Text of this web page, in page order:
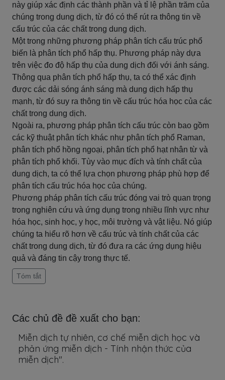
này giúp xác định các thành phần và tỉ lệ phần trăm của
chúng trong dung dịch, từ đó có thể rút ra thông tin về
cấu trúc của các chất trong dung dịch.
Một trong những phương pháp phân tích cấu trúc phổ
biến là phân tích phổ hấp thụ. Phương pháp này dựa
trên việc đo độ hấp thụ của dung dịch đối với ánh sáng.
Thông qua phân tích phổ hấp thụ, ta có thể xác định
được các dải sóng ánh sáng mà dung dịch hấp thụ
mạnh, từ đó suy ra thông tin về cấu trúc hóa học của các
chất trong dung dịch.
Ngoài ra, phương pháp phân tích cấu trúc còn bao gồm
các kỹ thuật phân tích khác như phân tích phổ Raman,
phân tích phổ hồng ngoại, phân tích phổ hạt nhân từ và
phân tích phổ khối. Tùy vào mục đích và tính chất của
dung dịch, ta có thể lựa chọn phương pháp phù hợp để
phân tích cấu trúc hóa học của chúng.
Phương pháp phân tích cấu trúc đóng vai trò quan trọng
trong nghiên cứu và ứng dụng trong nhiều lĩnh vực như
hóa học, sinh học, y học, môi trường và vật liệu. Nó giúp
chúng ta hiểu rõ hơn về cấu trúc và tính chất của các
chất trong dung dịch, từ đó đưa ra các ứng dụng hiệu
quả và đáng tin cậy trong thực tế.
Tóm tắt
Các chủ đề đề xuất cho bạn:
Miễn dịch tự nhiên, cơ chế miễn dịch học và
phản ứng miễn dịch - Tính nhận thức của
miễn dịch".